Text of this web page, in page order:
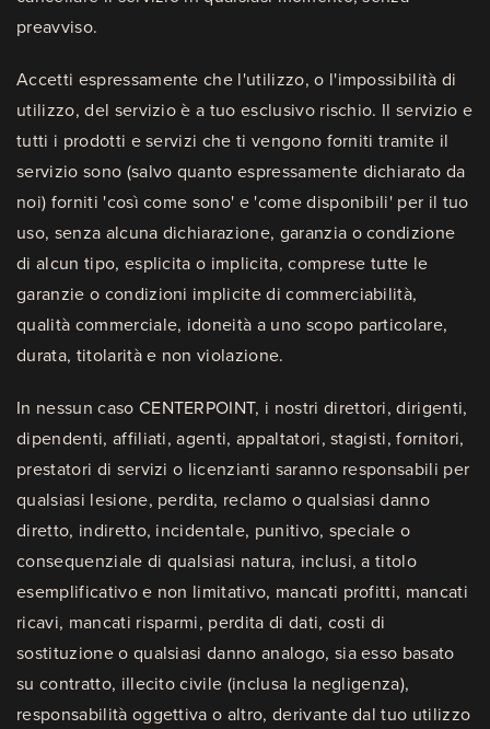
preavviso.
Accetti espressamente che l'utilizzo, o l'impossibilità di
utilizzo, del servizio è a tuo esclusivo rischio. Il servizio e
tutti i prodotti e servizi che ti vengono forniti tramite il
servizio sono (salvo quanto espressamente dichiarato da
noi) forniti 'così come sono' e 'come disponibili' per il tuo
uso, senza alcuna dichiarazione, garanzia o condizione
di alcun tipo, esplicita o implicita, comprese tutte le
garanzie o condizioni implicite di commerciabilità,
qualità commerciale, idoneità a uno scopo particolare,
durata, titolarità e non violazione.
In nessun caso CENTERPOINT, i nostri direttori, dirigenti,
dipendenti, affiliati, agenti, appaltatori, stagisti, fornitori,
prestatori di servizi o licenzianti saranno responsabili per
qualsiasi lesione, perdita, reclamo o qualsiasi danno
diretto, indiretto, incidentale, punitivo, speciale o
consequenziale di qualsiasi natura, inclusi, a titolo
esemplificativo e non limitativo, mancati profitti, mancati
ricavi, mancati risparmi, perdita di dati, costi di
sostituzione o qualsiasi danno analogo, sia esso basato
su contratto, illecito civile (inclusa la negligenza),
responsabilità oggettiva o altro, derivante dal tuo utilizzo